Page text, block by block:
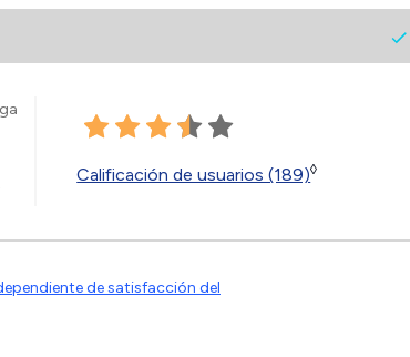
Calificación de usuarios (189)◊
de satisfacción del